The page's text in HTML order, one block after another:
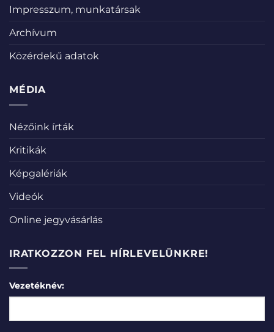
Impresszum, munkatársak
Archívum
Közérdekű adatok
MÉDIA
Nézőink írták
Kritikák
Képgalériák
Videók
Online jegyvásárlás
IRATKOZZON FEL HÍRLEVELÜNKRE!
Vezetéknév: